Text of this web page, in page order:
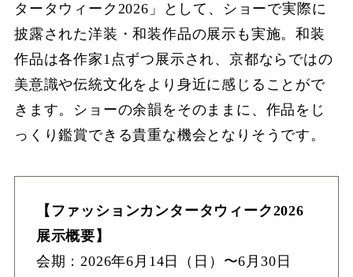
タータウィーク2026」として、ショーで実際に
披露された洋装・和装作品の展示も実施。和装
作品は各作家1点ずつ展示され、京都ならではの
美意識や伝統文化をより身近に感じることがで
きます。ショーの余韻をそのままに、作品をじ
っくり鑑賞できる貴重な機会となりそうです。
【ファッションカンタータウィーク2026
展示概要】
会期：2026年6月14日（日）〜6月30日